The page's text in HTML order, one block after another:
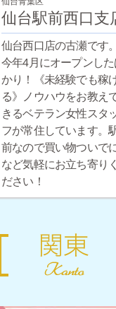
仙台駅前西口支
仙台西口店の古瀬です
今年4月にオープンし
かり！《未経験でも稼
る》ノウハウをお教え
きるベテラン女性スタ
フが常住しています。
前なので買い物ついで
など気軽にお立ち寄り
ださい！